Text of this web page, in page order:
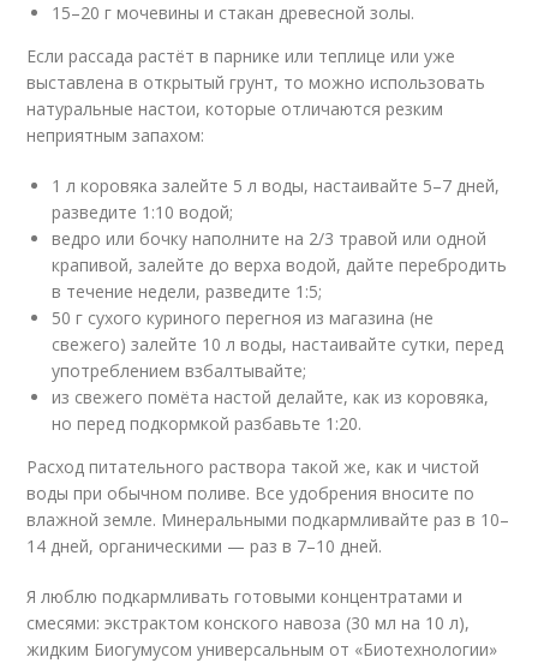
15–20 г мочевины и стакан древесной золы.
Если рассада растёт в парнике или теплице или уже
выставлена в открытый грунт, то можно использовать
натуральные настои, которые отличаются резким
неприятным запахом:
1 л коровяка залейте 5 л воды, настаивайте 5–7 дней,
разведите 1:10 водой;
ведро или бочку наполните на 2/3 травой или одной
крапивой, залейте до верха водой, дайте перебродить
в течение недели, разведите 1:5;
50 г сухого куриного перегноя из магазина (не
свежего) залейте 10 л воды, настаивайте сутки, перед
употреблением взбалтывайте;
из свежего помёта настой делайте, как из коровяка,
но перед подкормкой разбавьте 1:20.
Расход питательного раствора такой же, как и чистой
воды при обычном поливе. Все удобрения вносите по
влажной земле. Минеральными подкармливайте раз в 10–
14 дней, органическими — раз в 7–10 дней.
Я люблю подкармливать готовыми концентратами и
смесями: экстрактом конского навоза (30 мл на 10 л),
жидким Биогумусом универсальным от «Биотехнологии»